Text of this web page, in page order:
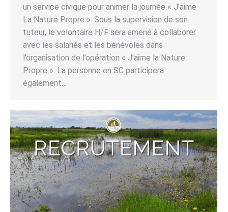
un service civique pour animer la journée « J’aime
La Nature Propre ». Sous la supervision de son
tuteur, le volontaire H/F sera amené à collaborer
avec les salariés et les bénévoles dans
l’organisation de l’opération « J’aime la Nature
Propre ». La personne en SC participera
également…